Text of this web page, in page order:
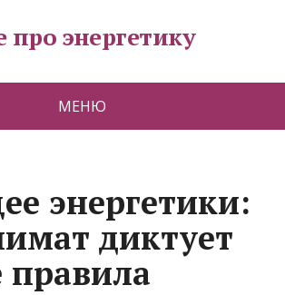
про энергетику
МЕНЮ
энергетики:
диктует